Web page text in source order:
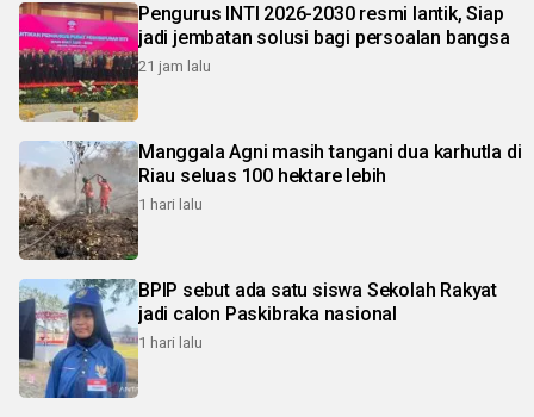
Pengurus INTI 2026-2030 resmi lantik, Siap
jadi jembatan solusi bagi persoalan bangsa
21 jam lalu
Manggala Agni masih tangani dua karhutla di
Riau seluas 100 hektare lebih
1 hari lalu
BPIP sebut ada satu siswa Sekolah Rakyat
jadi calon Paskibraka nasional
1 hari lalu